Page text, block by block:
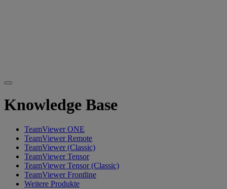
Knowledge Base
TeamViewer ONE
TeamViewer Remote
TeamViewer (Classic)
TeamViewer Tensor
TeamViewer Tensor (Classic)
TeamViewer Frontline
Weitere Produkte